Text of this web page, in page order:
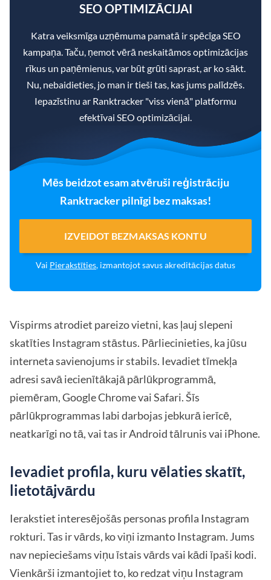
SEO OPTIMIZĀCIJAI
Katra veiksmīga uzņēmuma pamatā ir spēcīga SEO
kampaņa. Taču, ņemot vērā neskaitāmos optimizācijas
rīkus un paņēmienus, var būt grūti saprast, ar ko sākt.
Nu, nebaidieties, jo man ir tieši tas, kas jums palīdzēs.
Iepazīstinu ar Ranktracker "viss vienā" platformu
efektīvai SEO optimizācijai.
Mēs beidzot esam atvēruši reģistrāciju
Ranktracker pilnīgi bez maksas!
IZVEIDOT BEZMAKSAS KONTU
Vai Pierakstīties, izmantojot savus akreditācijas datus
Vispirms atrodiet pareizo vietni, kas ļauj slepeni
skatīties Instagram stāstus. Pārliecinieties, ka jūsu
interneta savienojums ir stabils. Ievadiet tīmekļa
adresi savā iecienītākajā pārlūkprogrammā,
piemēram, Google Chrome vai Safari. Šīs
pārlūkprogrammas labi darbojas jebkurā ierīcē,
neatkarīgi no tā, vai tas ir Android tālrunis vai iPhone.
Ievadiet profila, kuru vēlaties skatīt,
lietotājvārdu
Ierakstiet interesējošās personas profila Instagram
rokturi. Tas ir vārds, ko viņi izmanto Instagram. Jums
nav nepieciešams viņu īstais vārds vai kādi īpaši kodi.
Vienkārši izmantojiet to, ko redzat viņu Instagram